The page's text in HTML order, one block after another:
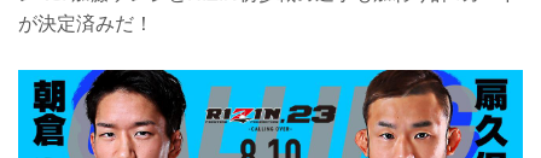
が決定済みだ！